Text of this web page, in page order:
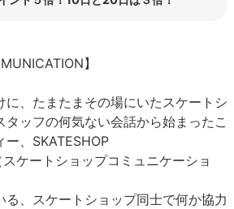
】
に、たまたまその場にいたスケートシ
タッフの何気ない会話から始まったこ
、SKATESHOP
ケートショップコミュニケーショ
る、スケートショップ同士で何か協力